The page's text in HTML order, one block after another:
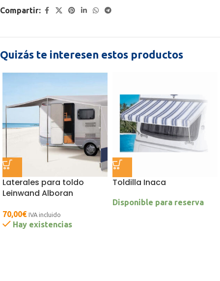
Compartir:
Quizás te interesen estos productos
Laterales para toldo
Leinwand Alboran
70,00€ IVA incluido
Hay existencias
Toldilla Inaca
Disponible para reserva